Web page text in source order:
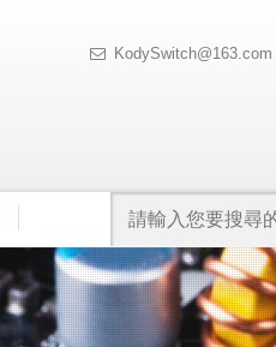
KodySwitch@163.com